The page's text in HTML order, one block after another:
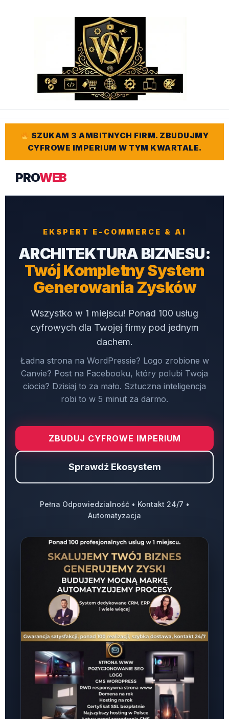
SZUKAM 3 AMBITNYCH FIRM. ZBUDUJMY
CYFROWE IMPERIUM W TYM KWARTALE.
PROWEB
EKSPERT E-COMMERCE & AI
ARCHITEKTURA BIZNESU:
Twój Kompletny System
Generowania Zysków
Wszystko w 1 miejscu! Ponad 100 usług
cyfrowych dla Twojej firmy pod jednym
dachem.
Ładna strona na WordPressie? Logo zrobione w
Canvie? Post na Facebooku, który polubi Twoja
ciocia? Dzisiaj to za mało. Sztuczna inteligencja
robi to w 5 minut za darmo.
ZBUDUJ CYFROWE IMPERIUM
Sprawdź Ekosystem
Pełna Odpowiedzialność • Kontakt 24/7 •
Automatyzacja